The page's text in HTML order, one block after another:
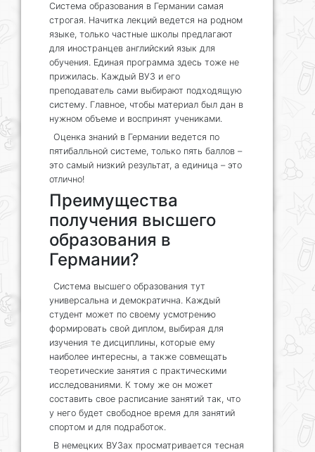
Система образования в Германии самая
строгая. Начитка лекций ведется на родном
языке, только частные школы предлагают
для иностранцев английский язык для
обучения. Единая программа здесь тоже не
прижилась. Каждый ВУЗ и его
преподаватель сами выбирают подходящую
систему. Главное, чтобы материал был дан в
нужном объеме и воспринят учениками.
Оценка знаний в Германии ведется по
пятибалльной системе, только пять баллов –
это самый низкий результат, а единица – это
отлично!
Преимущества
получения высшего
образования в
Германии?
Система высшего образования тут
универсальна и демократична. Каждый
студент может по своему усмотрению
формировать свой диплом, выбирая для
изучения те дисциплины, которые ему
наиболее интересны, а также совмещать
теоретические занятия с практическими
исследованиями. К тому же он может
составить свое расписание занятий так, что
у него будет свободное время для занятий
спортом и для подработок.
В немецких ВУЗах просматривается тесная